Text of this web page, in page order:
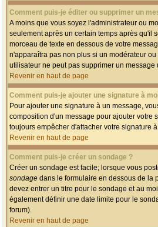
Comment puis-je éditer ou supprimer un
A moins que vous soyez l'administrateur ou
seulement après un certain temps après qu'il
morceau de texte en dessous de votre
n'apparaîtra pas non plus si un modérateur
utilisateur ne peut pas supprimer un
Revenir en haut de page
Comment puis-je ajouter une signature à
Pour ajouter une signature à un message,
composition d'un message pour ajouter votre
toujours empêcher d'attacher votre signature
Revenir en haut de page
Comment puis-je créer un sondage ?
Créer un sondage est facile; lorsque vous
sondage dans le formulaire en dessous de la
devez entrer un titre pour le sondage et au
également définir une date limite pour le
forum).
Revenir en haut de page